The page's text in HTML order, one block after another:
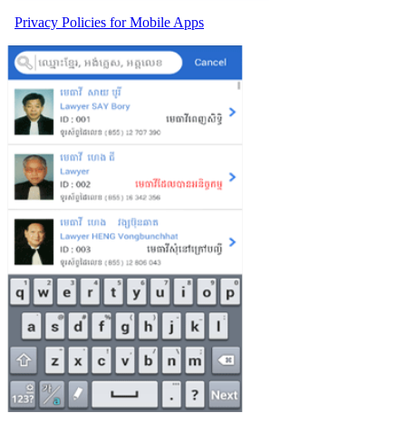
Privacy Policies for Mobile Apps